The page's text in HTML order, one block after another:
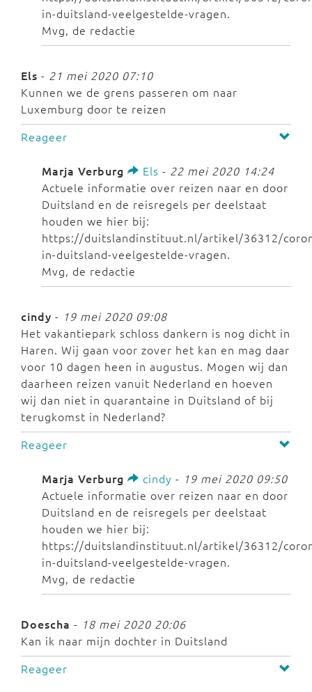
in-duitsland-veelgestelde-vragen.
Mvg, de redactie
Els - 21 mei 2020 07:10
Kunnen we de grens passeren om naar
Luxemburg door te reizen
Reageer
Marja Verburg Els - 22 mei 2020 14:24
Actuele informatie over reizen naar en door
Duitsland en de reisregels per deelstaat
houden we hier bij:
https://duitslandinstituut.nl/artikel/36312/
in-duitsland-veelgestelde-vragen.
Mvg, de redactie
cindy - 19 mei 2020 09:08
Het vakantiepark schloss dankern is nog dicht in
Haren. Wij gaan voor zover het kan en mag daar
voor 10 dagen heen in augustus. Mogen wij dan
daarheen reizen vanuit Nederland en hoeven
wij dan niet in quarantaine in Duitsland of bij
terugkomst in Nederland?
Reageer
Marja Verburg cindy - 19 mei 2020 09:50
Actuele informatie over reizen naar en door
Duitsland en de reisregels per deelstaat
houden we hier bij:
https://duitslandinstituut.nl/artikel/36312/
in-duitsland-veelgestelde-vragen.
Mvg, de redactie
Doescha - 18 mei 2020 20:06
Kan ik naar mijn dochter in Duitsland
Reageer